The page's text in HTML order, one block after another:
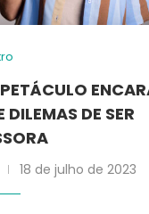
DILEMAS DE SER
18 de julho de 2023